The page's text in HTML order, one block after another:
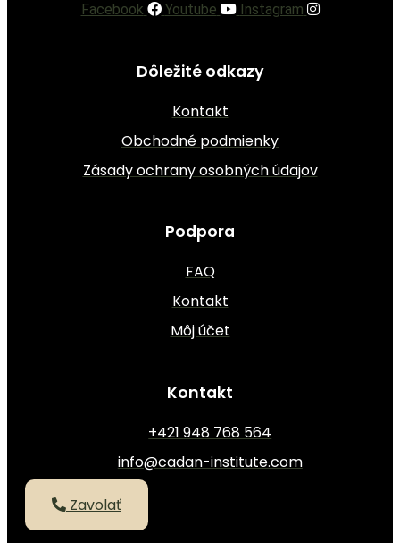
Facebook Youtube Instagram
Dôležité odkazy
Kontakt
Obchodné podmienky
Zásady ochrany osobných údajov
Podpora
FAQ
Kontakt
Môj účet
Kontakt
+421 948 768 564
info@cadan-institute.com
Zavolať